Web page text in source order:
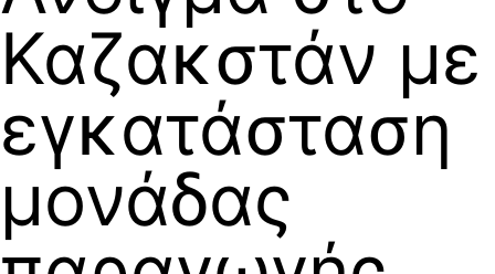
Καζακστάν με
εγκατάσταση
μονάδας